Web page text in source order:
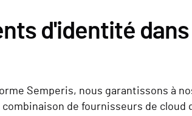
d'identité dans
Semperis, nous garantissons à
de fournisseurs de cloud